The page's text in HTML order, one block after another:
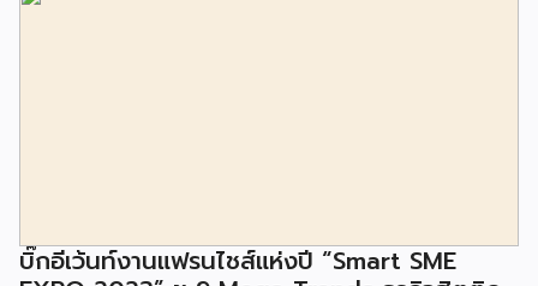
ที่เรียนรู้ ศูนย์พัฒนาเด็กเล็ก ก่อนวัยเรียน ชุมชนเกาะมุสลิม แขวง
จนประชาชนในชุมชนและพื้นที่ใกล้เคียง รวมถึงคณะครู ผู้ปกครอง
และนักเรียนจากศูนย์พัฒนาเด็กเล็กก่อนวัยเรียน ชุมชนเกาะมุสลิม
บิ๊กอีเว้นท์งานแฟรนไชส์แห่งปี “Smart SME